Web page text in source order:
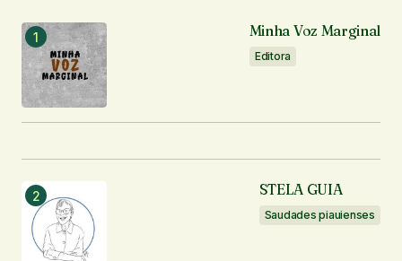
Minha Voz Marginal
Editora
STELA GUIA
Saudades piauienses